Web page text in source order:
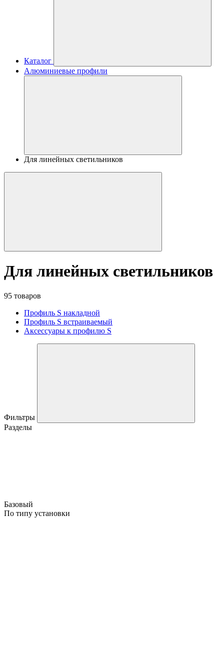
Каталог
Алюминиевые профили
Для линейных светильников
Для линейных светильников
95 товаров
Профиль S накладной
Профиль S встраиваемый
Аксессуары к профилю S
Фильтры
Разделы
Базовый
По типу установки